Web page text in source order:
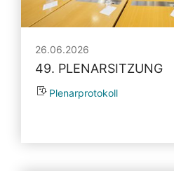
26.06.2026
49. PLENARSITZUNG
Plenarprotokoll